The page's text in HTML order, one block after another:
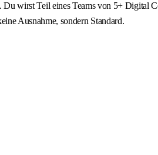
wirst Teil eines Teams von 5+ Digital
Ausnahme, sondern Standard.